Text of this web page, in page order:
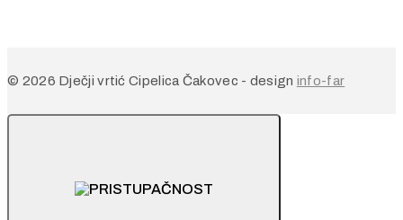
© 2026 Dječji vrtić Cipelica Čakovec - design info-far